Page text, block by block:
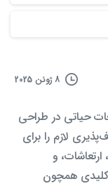
8 ژوئن 2025
حیاتی در طراحی
لازم را برای
و
کلیدی همچون